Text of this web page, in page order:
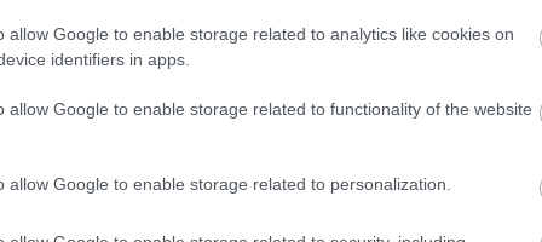
allow Google to enable storage related to analytics like cookies on
identifiers in apps.
allow Google to enable storage related to functionality of the website
allow Google to enable storage related to personalization.
13 32 10 2 1 43-
13 30 9 3 1 38-
13 29 9 2 46-